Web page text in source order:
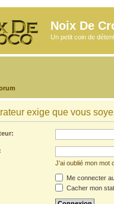
Noix De
Un petit coin de
exige que vous
J’ai oublié mon mot
Me connecter
Cacher mon